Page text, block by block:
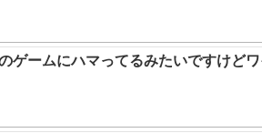
ゲームにハマってるみたいですけど